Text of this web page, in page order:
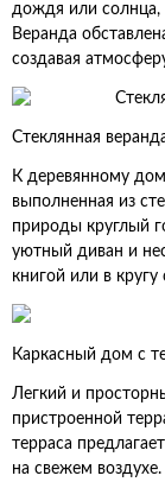
дождя или солнца,
Веранда
создавая
Стеклянная
К деревянному
выполненная из
природы круглый
уютный диван и
книгой или в кругу
Каркасный дом с
Легкий и
пристроенной
терраса
на свежем